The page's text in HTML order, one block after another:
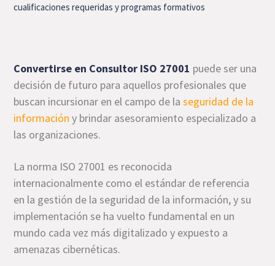
cualificaciones requeridas y programas formativos
Convertirse en Consultor ISO 27001 puede ser una
decisión de futuro para aquellos profesionales que
buscan incursionar en el campo de laseguridad de la
información y brindar asesoramiento especializado a
las organizaciones.
La norma ISO 27001 es reconocida
internacionalmente como el estándar de referencia
en la gestión de la seguridad de la información, y su
implementación se ha vuelto fundamental en un
mundo cada vez más digitalizado y expuesto a
amenazas cibernéticas.